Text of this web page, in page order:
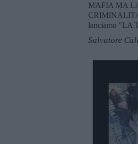
MAFIA MA
lanciamo "LA
Salvatore